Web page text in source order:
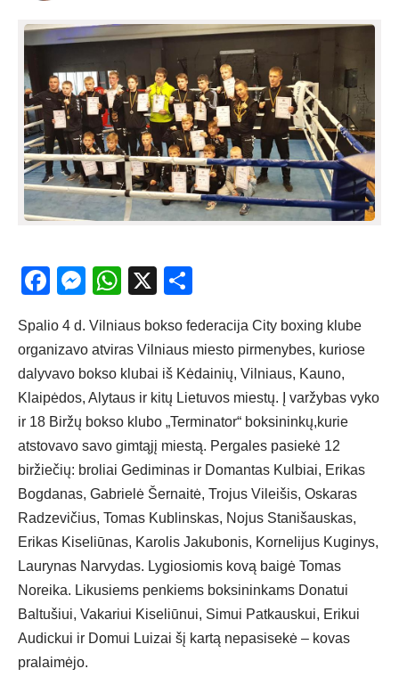
Facebook
Messenger
WhatsApp
X
Spalio 4 d. Vilniaus bokso federacija City boxing klube
organizavo atviras Vilniaus miesto pirmenybes, kuriose
dalyvavo bokso klubai iš Kėdainių, Vilniaus, Kauno,
Klaipėdos, Alytaus ir kitų Lietuvos miestų. Į varžybas vyko
ir 18 Biržų bokso klubo „Terminator“ boksininkų,kurie
atstovavo savo gimtąjį miestą. Pergales pasiekė 12
biržiečių: broliai Gediminas ir Domantas Kulbiai, Erikas
Bogdanas, Gabrielė Šernaitė, Trojus Vileišis, Oskaras
Radzevičius, Tomas Kublinskas, Nojus Stanišauskas,
Erikas Kiseliūnas, Karolis Jakubonis, Kornelijus Kuginys,
Laurynas Narvydas. Lygiosiomis kovą baigė Tomas
Noreika. Likusiems penkiems boksininkams Donatui
Baltušiui, Vakariui Kiseliūnui, Simui Patkauskui, Erikui
Audickui ir Domui Luizai šį kartą nepasisekė – kovas
pralaimėjo.